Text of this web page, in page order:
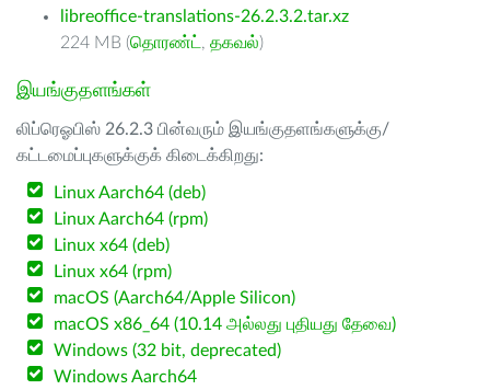
libreoffice-translations-26.2.3.2.tar.xz
224 MB (தொரண்ட் , தகவல்)
இயங்குதளங்கள்
லிப்ரெஓபிஸ் 26.2.3 பின்வரும் இயங்குதளங்களுக்கு/
கட்டமைப்புகளுக்குக் கிடைக்கிறது:
Linux Aarch64 (deb)
Linux Aarch64 (rpm)
Linux x64 (deb)
Linux x64 (rpm)
macOS (Aarch64/Apple Silicon)
macOS x86_64 (10.14 அல்லது புதியது தேவை)
Windows (32 bit, deprecated)
Windows Aarch64